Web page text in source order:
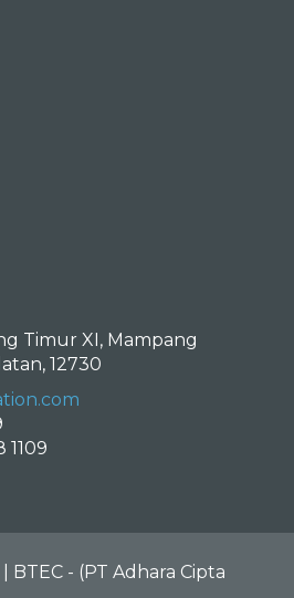
Timur XI, Mampang
12730
1109
BTEC - (PT Adhara Cipta